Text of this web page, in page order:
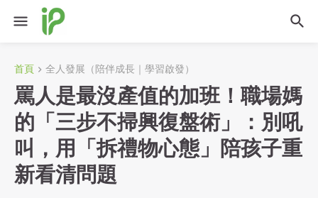
首頁 全人發展（陪伴成長｜學習啟發）
罵人是最沒產值的加班！職場媽
的「三步不掃興復盤術」：別吼
叫，用「拆禮物心態」陪孩子重
新看清問題